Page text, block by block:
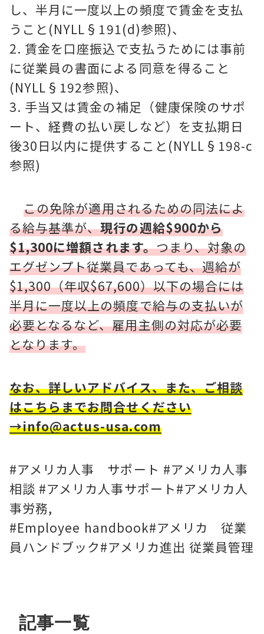
し、半月に一度以上の頻度で賃金を支払
うこと(NYLL§191(d)参照)、
賃金を口座振込で支払うためには事前
に従業員の書面による同意を得ること
(NYLL§192参照)、
手当又は賃金の補足（健康保険のサポ
ート、経費の払い戻しなど）を支払期日
後30日以内に提供すること(NYLL§198-c
参照)
この免除が適用されるための同法によ
る給与基準が、現行の週給$900から
$1,300に増額されます。つまり、対象の
エグゼンプト従業員であっても、週給が
$1,300（年収$67,600）以下の場合には
半月に一度以上の頻度で給与の支払いが
必要となるなど、雇用主側の対応が必要
となります。
なお、詳しいアドバイス、また、ご相談
はこちらまでお問合せください
→info@actus-usa.com
#アメリカ人事 サポート #アメリカ人事
相談 #アメリカ人事サポート#アメリカ人
事労務,
#Employee handbook#アメリカ 従業
員ハンドブック#アメリカ進出 従業員管理
記事一覧